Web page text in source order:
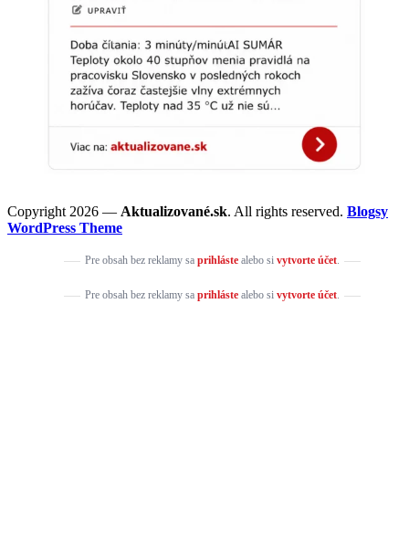
Copyright 2026 — Aktualizované.sk. All rights reserved. Blogsy
WordPress Theme
Pre obsah bez reklamy sa prihlástealebo si vytvorte účet.